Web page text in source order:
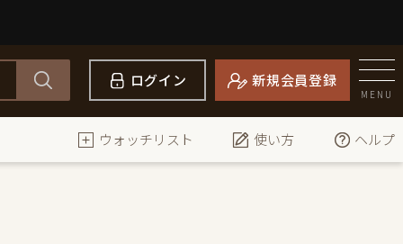
ログイン 新規会員登録
MENU
ウォッチリスト 使い方 ヘルプ